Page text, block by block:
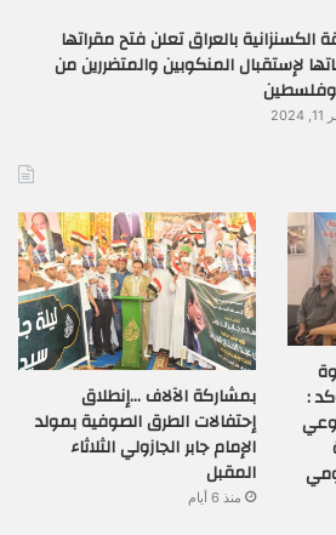
الكسنزانية بالعراق تعلن فتح مقراتها
لإستقبال المنكوبين والمتضررين من
وفلسطين
:
بمشاركة الآلاف …إنطلاق
إحتفالات الطرق الصوفية بمولد
الإمام جابر الجازولي الثلاثاء
المقبل
منذ 6 أيام